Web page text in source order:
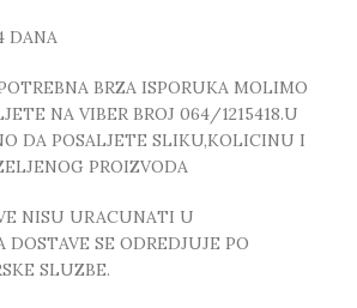
DANA
BRZA ISPORUKA MOLIMO
NA VIBER BROJ 064/1215418.U
DA POSALJETE SLIKU,KOLICINU I
PROIZVODA
NISU URACUNATI U
SE ODREDJUJE PO
SLUZBE.